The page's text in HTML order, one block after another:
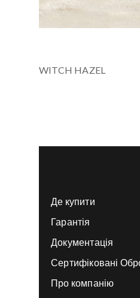
WITCH HAZEL
Де купити
Гарантія
Документація
Сертифіковані
Про компанію